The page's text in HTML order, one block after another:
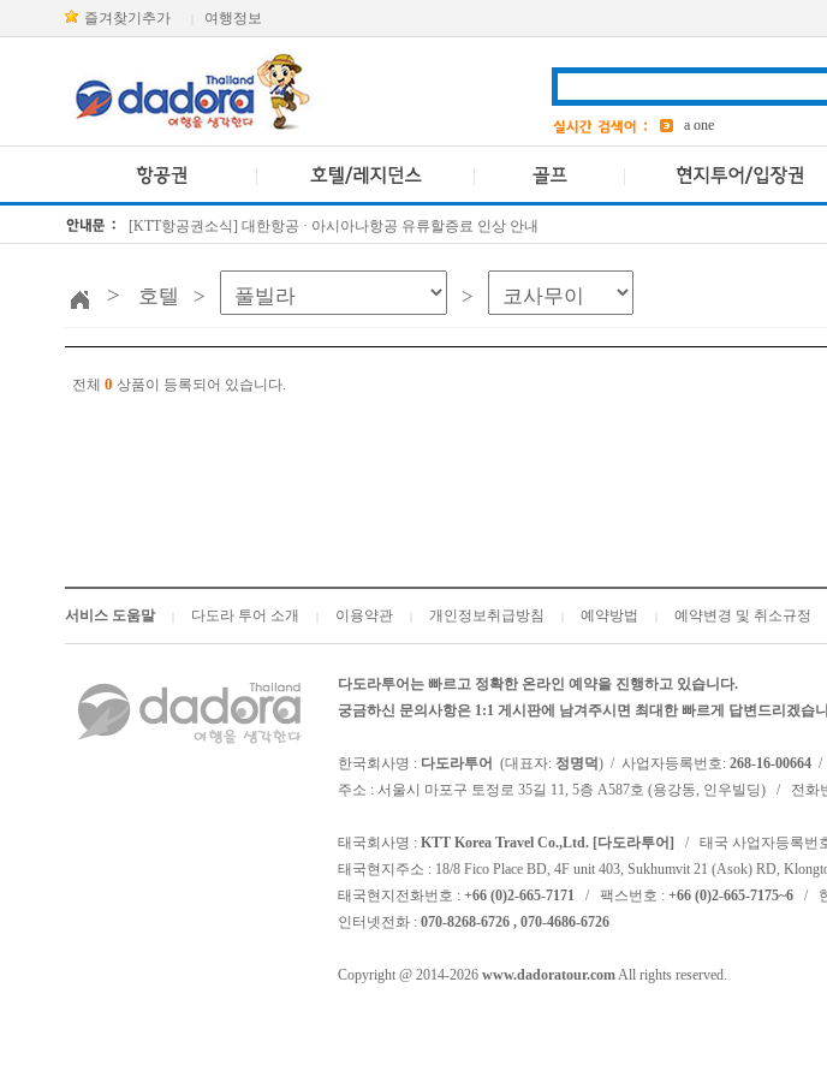
즐겨찾기추가 여행정보
grand
AETAS
a one
bangkok
Pcr
[KTT항공권소식] 대한항공 · 아시아나항공 유류할증료 인상 안내
> 호텔 > >
전체 0 상품이 등록되어 있습니다.
서비스 도움말 다도라 투어 소개 이용약관 개인정보취급방침 예약방법 예약변경 및 취소규정
다도라투어는 빠르고 정확한 온라인 예약을 진행하고 있습니다.
궁금하신 문의사항은 1:1 게시판에 남겨주시면 최대한 빠르게 답변드리겠습
한국회사명 : 다도라투어 (대표자: 정명덕) / 사업자등록번호: 268-16-00664 /
주소 : 서울시 마포구 토정로 35길 11, 5층 A587호 (용강동, 인우빌딩) / 전화
태국회사명 : KTT Korea Travel Co.,Ltd. [다도라투어] / 태국 사업자등록번
태국현지주소 : 18/8 Fico Place BD, 4F unit 403, Sukhumvit 21 (Asok) RD,
태국현지전화번호 : +66 (0)2-665-7171 / 팩스번호 : +66 (0)2-665-7175~6 /
인터넷전화 : 070-8268-6726 , 070-4686-6726
Copyright @ 2014-2026 www.dadoratour.comAll rights reserved.